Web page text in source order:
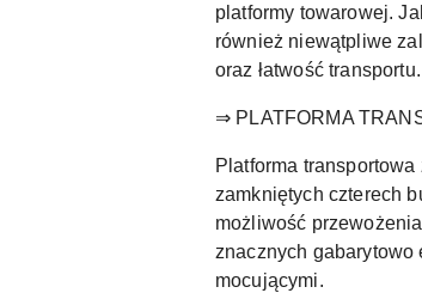
platformy towarowej.
również niewątpliwe
oraz łatwość transportu.
⇒ PLATFORMA
Platforma
zamkniętych czterech
możliwość
znacznych gabarytowo
mocującymi.